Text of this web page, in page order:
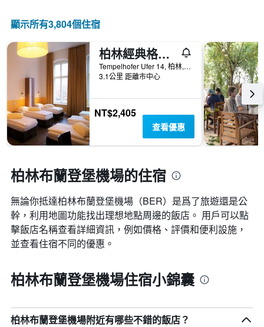
顯示所有3,804​個住宿
柏林經典格蘭德旅舍
Tempelhofer Ufer 14, 柏林, 德國
3.1公里 距離市中心
NT$2,405
查看優惠
柏林布蘭登堡機場的住宿
無論你抵達柏林布蘭登堡機場​（BER​）是爲了旅遊還是公
幹，利用地圖功能找出理想地點周邊的飯店。 用戶可以點
擊飯店名稱查看詳細資訊，例如價格、評價和便利設施，
並查看住宿不同的優惠。
柏林布蘭登堡機場住宿小錦囊
柏林布蘭登堡機場附近有哪些不錯的飯店？